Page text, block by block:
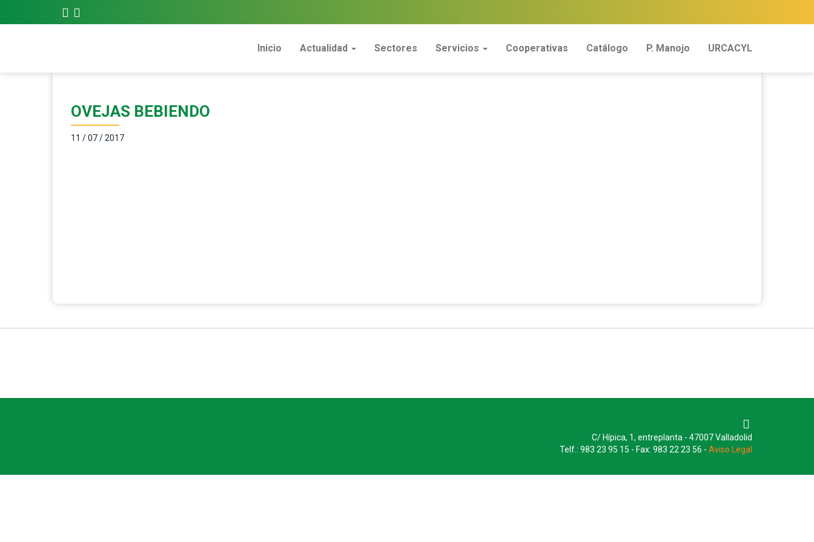
Inicio Actualidad Sectores Servicios Cooperativas Catálogo P. Manojo URCACYL
OVEJAS BEBIENDO
11 / 07 / 2017
C/ Hípica, 1, entreplanta - 47007 Valladolid
Telf.: 983 23 95 15 - Fax: 983 22 23 56 - Aviso Legal